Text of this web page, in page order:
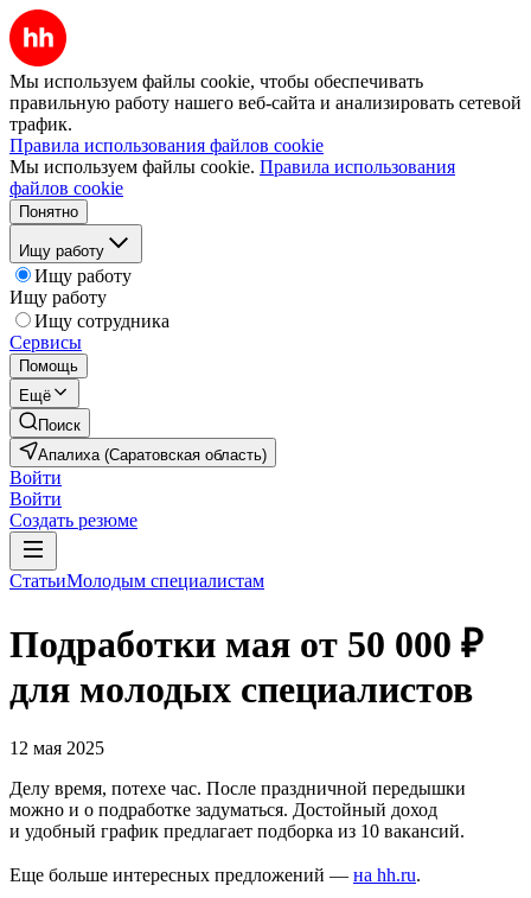
Мы используем файлы cookie, чтобы обеспечивать
правильную работу нашего веб-сайта и анализировать сетевой
трафик.
Правила использования файлов cookie
Мы используем файлы cookie. Правила использования
файлов cookie
Понятно
Ищу работу
Ищу работу
Ищу работу
Ищу сотрудника
Сервисы
Помощь
Ещё
Поиск
Апалиха (Саратовская область)
Войти
Войти
Создать резюме
СтатьиМолодым специалистам
Подработки мая от 50 000 ₽
для молодых специалистов
12 мая 2025
Делу время, потехе час. После праздничной передышки
можно и о подработке задуматься. Достойный доход
и удобный график предлагает подборка из 10 вакансий.
Еще больше интересных предложений — на hh.ru.